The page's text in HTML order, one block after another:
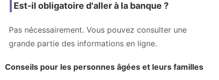
Est-il obligatoire d'aller à la banque ?
Pas nécessairement. Vous pouvez consulter une
grande partie des informations en ligne.
Conseils pour les personnes âgées et leurs familles